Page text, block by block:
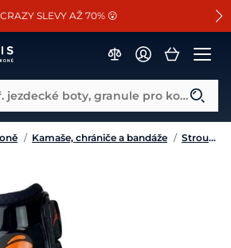
13% na vše od Cassini!
SLEVY AŽ 70% 😮
k vybraným sedlům ZDARMA 🐴
Co hledáte? Např. jezdecké boty, granule pro koně...
/ Kamaše, chrániče a bandáže / Strouhačky